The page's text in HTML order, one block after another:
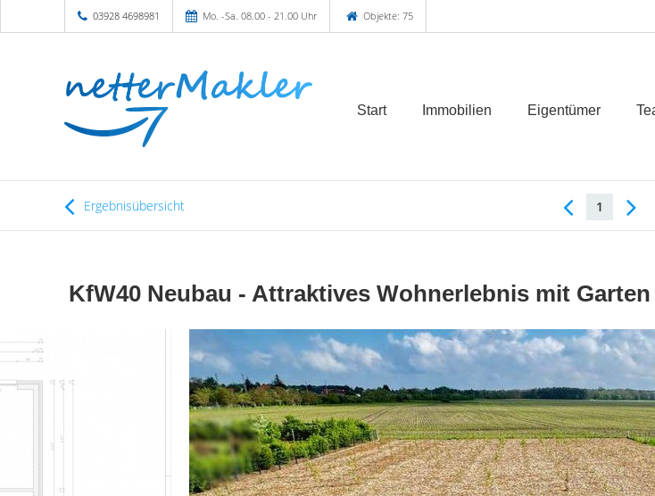
03928 4698981 Mo. -Sa. 08.00 - 21.00 Uhr Objekte: 75
Start Immobilien Eigentümer
Ergebnisübersicht 1
KfW40 Neubau - Attraktives Wohnerlebnis mit